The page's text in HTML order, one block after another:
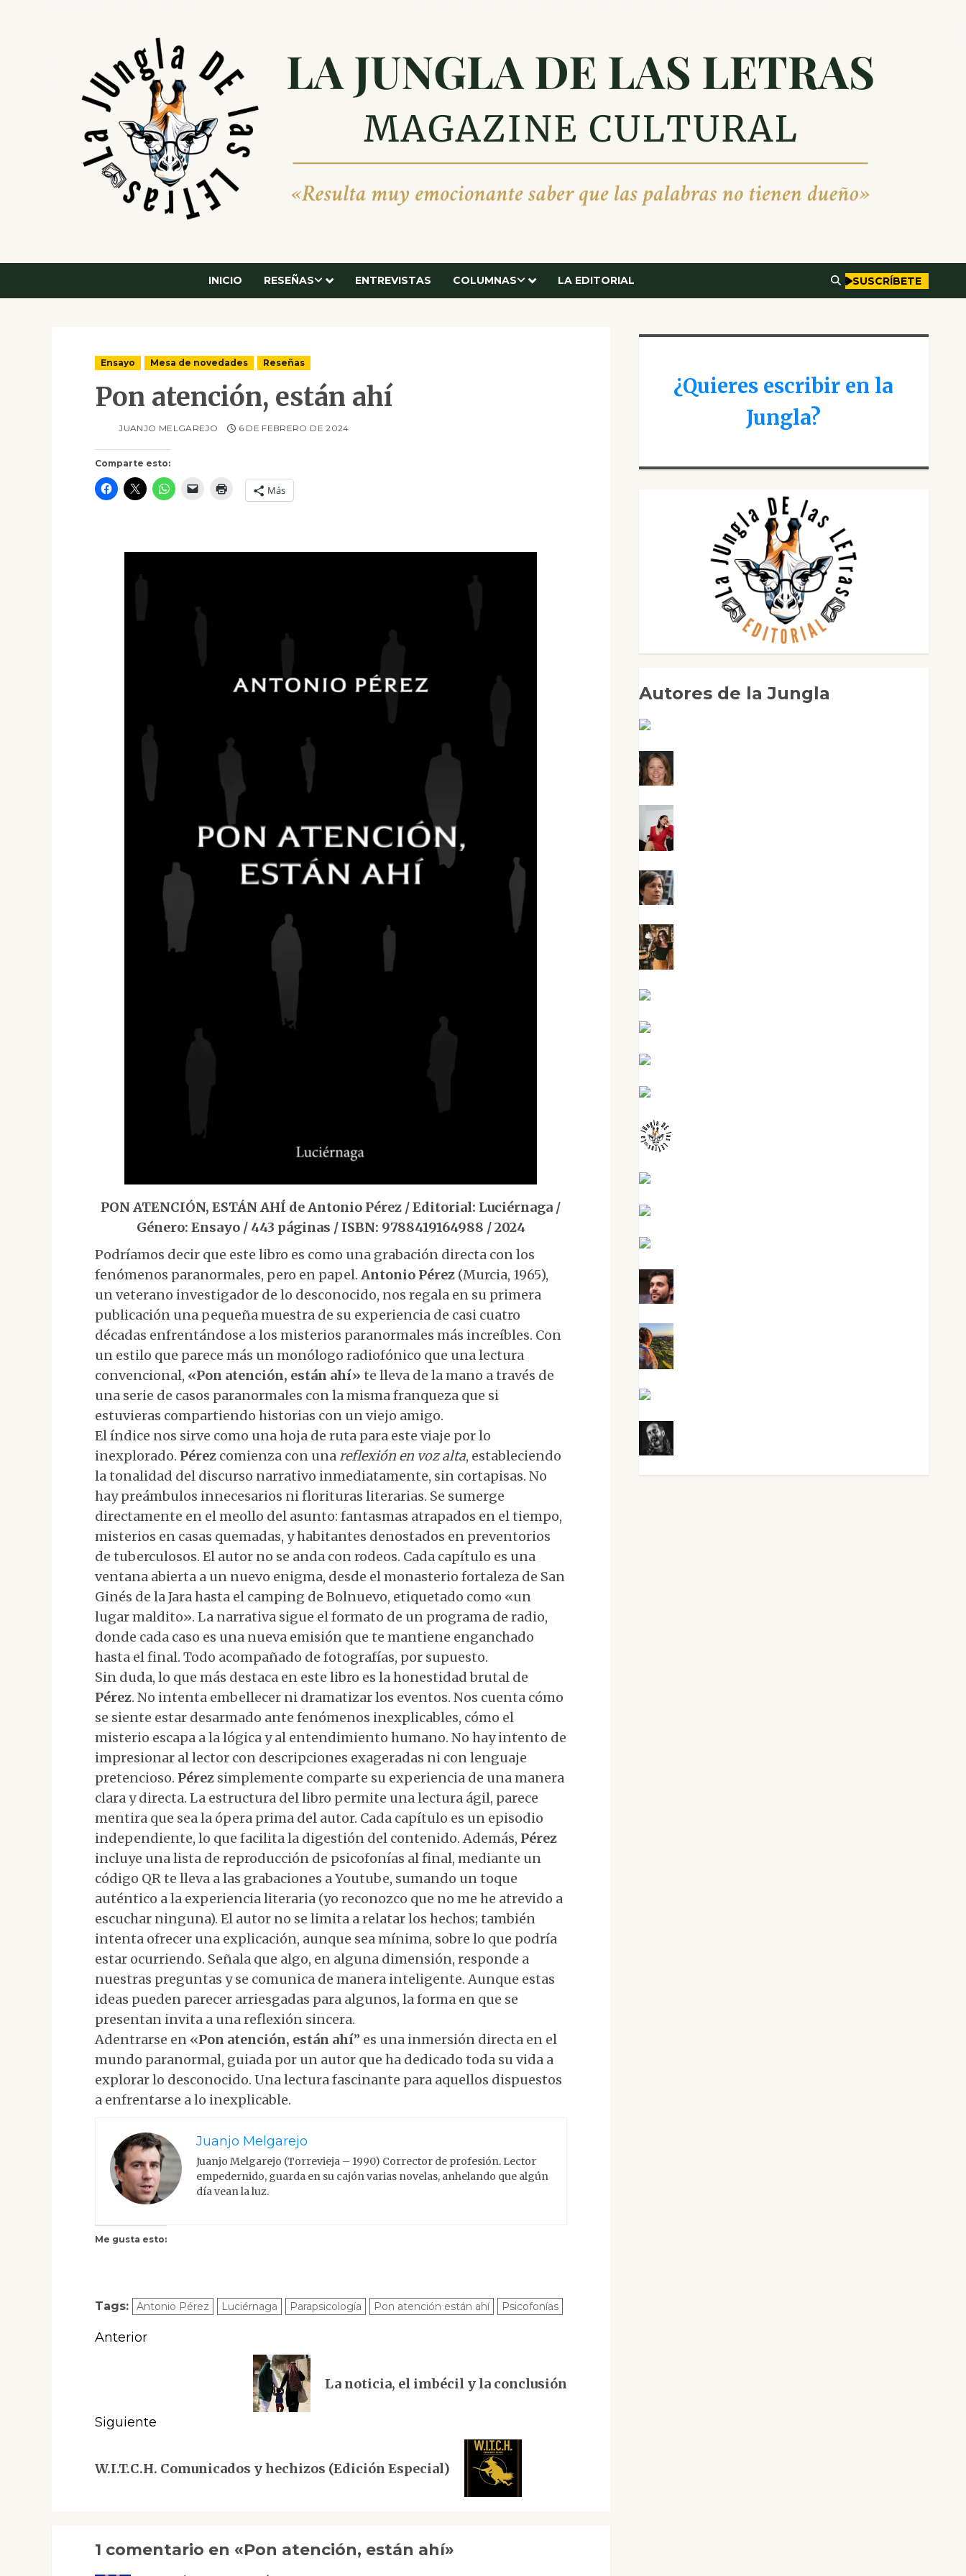
INICIO RESEÑAS ENTREVISTAS COLUMNAS LA EDITORIAL SUSCRÍBETE
Ensayo Mesa de novedades Reseñas
Pon atención, están ahí
Comparte esto:
Más
JUANJO MELGAREJO 6 DE FEBRERO DE 2024
PON ATENCIÓN, ESTÁN AHÍ de Antonio Pérez / Editorial: Luciérnaga /
Género: Ensayo / 443 páginas / ISBN: 9788419164988 / 2024
Podríamos decir que este libro es como una grabación directa con los
fenómenos paranormales, pero en papel. Antonio Pérez (Murcia, 1965),
un veterano investigador de lo desconocido, nos regala en su primera
publicación una pequeña muestra de su experiencia de casi cuatro
décadas enfrentándose a los misterios paranormales más increíbles. Con
un estilo que parece más un monólogo radiofónico que una lectura
convencional, «Pon atención, están ahí» te lleva de la mano a través de
una serie de casos paranormales con la misma franqueza que si
estuvieras compartiendo historias con un viejo amigo.
El índice nos sirve como una hoja de ruta para este viaje por lo
inexplorado. Pérez comienza con unareflexión en voz alta, estableciendo
la tonalidad del discurso narrativo inmediatamente, sin cortapisas. No
hay preámbulos innecesarios ni florituras literarias. Se sumerge
directamente en el meollo del asunto: fantasmas atrapados en el tiempo,
misterios en casas quemadas, y habitantes denostados en preventorios
de tuberculosos. El autor no se anda con rodeos. Cada capítulo es una
ventana abierta a un nuevo enigma, desde el monasterio fortaleza de San
Ginés de la Jara hasta el camping de Bolnuevo, etiquetado como «un
lugar maldito». La narrativa sigue el formato de un programa de radio,
donde cada caso es una nueva emisión que te mantiene enganchado
hasta el final. Todo acompañado de fotografías, por supuesto.
Sin duda, lo que más destaca en este libro es la honestidad brutal de
Pérez. No intenta embellecer ni dramatizar los eventos. Nos cuenta cómo
se siente estar desarmado ante fenómenos inexplicables, cómo el
misterio escapa a la lógica y al entendimiento humano. No hay intento de
impresionar al lector con descripciones exageradas ni con lenguaje
pretencioso. Pérez simplemente comparte su experiencia de una manera
clara y directa. La estructura del libro permite una lectura ágil, parece
mentira que sea la ópera prima del autor. Cada capítulo es un episodio
independiente, lo que facilita la digestión del contenido. Además, Pérez
incluye una lista de reproducción de psicofonías al final, mediante un
código QR te lleva a las grabaciones a Youtube, sumando un toque
auténtico a la experiencia literaria (yo reconozco que no me he atrevido a
escuchar ninguna). El autor no se limita a relatar los hechos; también
intenta ofrecer una explicación, aunque sea mínima, sobre lo que podría
estar ocurriendo. Señala que algo, en alguna dimensión, responde a
nuestras preguntas y se comunica de manera inteligente. Aunque estas
ideas pueden parecer arriesgadas para algunos, la forma en que se
presentan invita a una reflexión sincera.
Adentrarse en «Pon atención, están ahí” es una inmersión directa en el
mundo paranormal, guiada por un autor que ha dedicado toda su vida a
explorar lo desconocido. Una lectura fascinante para aquellos dispuestos
a enfrentarse a lo inexplicable.
Juanjo Melgarejo
Juanjo Melgarejo (Torrevieja – 1990) Corrector de profesión. Lector
empedernido, guarda en su cajón varias novelas, anhelando que algún
día vean la luz.
Me gusta esto:
Tags: Antonio Pérez Luciérnaga Parapsicología Pon atención están ahí Psicofonías
Navegación
Anterior
La noticia, el imbécil y la conclusión
Siguiente
entrada:
W.I.T.C.H. Comunicados y hechizos (Edición Especial)
1 comentario en «Pon atención, están ahí»
¿Quieres escribir en la
Jungla?
Autores de la Jungla